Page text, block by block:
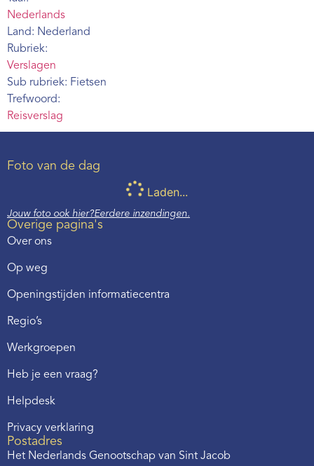
Nederlands
Land: Nederland
Rubriek:
Verslagen
Sub rubriek: Fietsen
Trefwoord:
Reisverslag
Foto van de dag
Laden...
Jouw foto ook hier?Eerdere inzendingen.
Overige pagina's
Over ons
Op weg
Openingstijden informatiecentra
Regio’s
Werkgroepen
Heb je een vraag?
Helpdesk
Privacy verklaring
Postadres
Het Nederlands Genootschap van Sint Jacob